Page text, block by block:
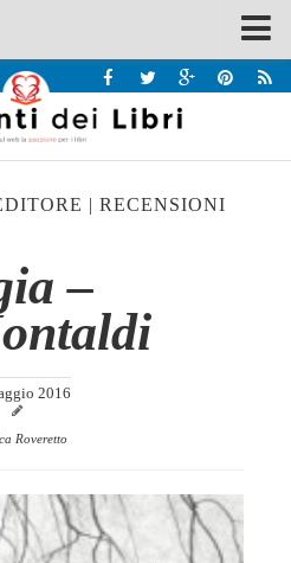
| RECENSIONI
–
2016
Roveretto